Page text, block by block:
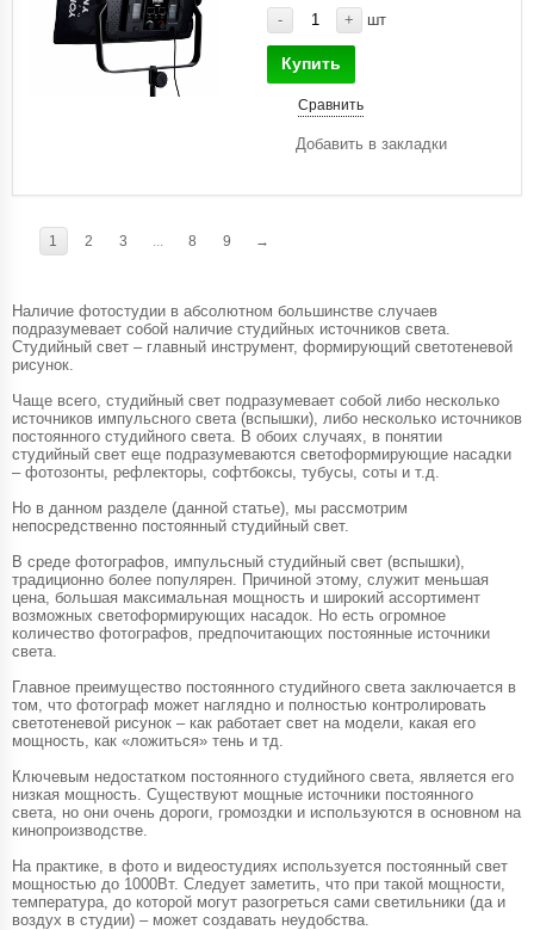
- + шт
Купить
Сравнить
Добавить в закладки
1 2 3 8 9 →
Наличие фотостудии в абсолютном большинстве случаев
подразумевает собой наличие студийных источников света.
Студийный свет – главный инструмент, формирующий светотеневой
рисунок.
Чаще всего, студийный свет подразумевает собой либо несколько
источников импульсного света (вспышки), либо несколько источников
постоянного студийного света. В обоих случаях, в понятии
студийный свет еще подразумеваются светоформирующие насадки
– фотозонты, рефлекторы, софтбоксы, тубусы, соты и т.д.
Но в данном разделе (данной статье), мы рассмотрим
непосредственно постоянный студийный свет.
В среде фотографов, импульсный студийный свет (вспышки),
традиционно более популярен. Причиной этому, служит меньшая
цена, большая максимальная мощность и широкий ассортимент
возможных светоформирующих насадок. Но есть огромное
количество фотографов, предпочитающих постоянные источники
света.
Главное преимущество постоянного студийного света заключается в
том, что фотограф может наглядно и полностью контролировать
светотеневой рисунок – как работает свет на модели, какая его
мощность, как «ложиться» тень и тд.
Ключевым недостатком постоянного студийного света, является его
низкая мощность. Существуют мощные источники постоянного
света, но они очень дороги, громоздки и используются в основном на
кинопроизводстве.
На практике, в фото и видеостудиях используется постоянный свет
мощностью до 1000Вт. Следует заметить, что при такой мощности,
температура, до которой могут разогреться сами светильники (да и
воздух в студии) – может создавать неудобства.